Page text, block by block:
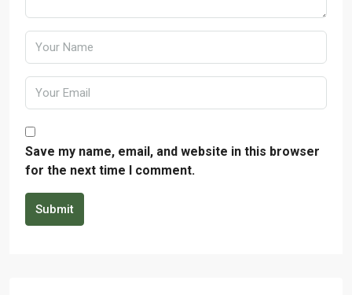
Save my name, email, and website in this browser
for the next time I comment.
Submit